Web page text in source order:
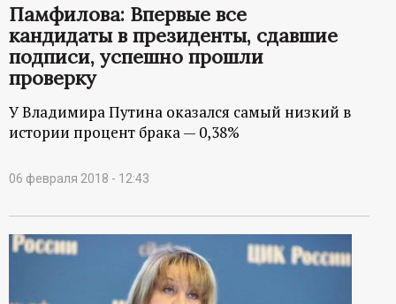
Памфилова: Впервые все
кандидаты в президенты, сдавшие
подписи, успешно прошли
проверку
У Владимира Путина оказался самый низкий в
истории процент брака — 0,38%
06 февраля 2018 - 12:43